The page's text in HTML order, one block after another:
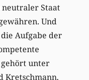
Staat
Und
Aufgabe der
unter
Kretschmann,